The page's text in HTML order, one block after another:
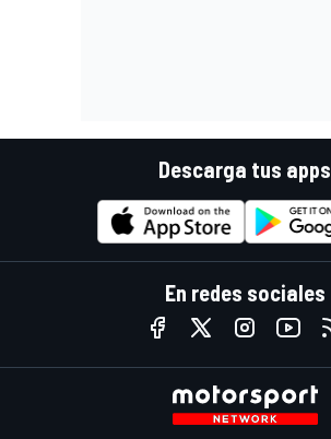
Descarga tus apps
En redes sociales